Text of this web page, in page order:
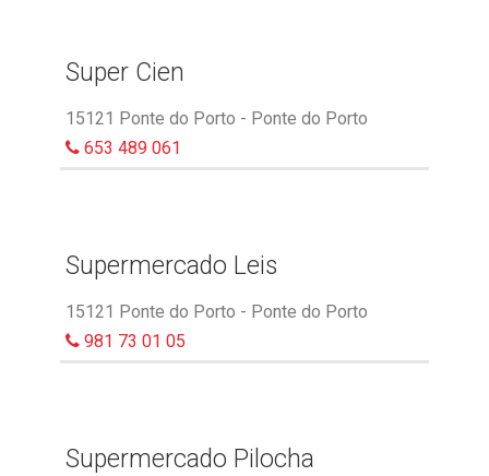
Super Cien
15121 Ponte do Porto - Ponte do Porto
653 489 061
Supermercado Leis
15121 Ponte do Porto - Ponte do Porto
981 73 01 05
Supermercado Pilocha